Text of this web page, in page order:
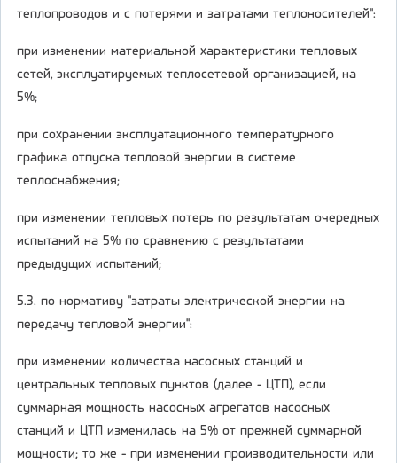
теплопроводов и с потерями и затратами теплоносителей":
при изменении материальной характеристики тепловых
сетей, эксплуатируемых теплосетевой организацией, на
5%;
при сохранении эксплуатационного температурного
графика отпуска тепловой энергии в системе
теплоснабжения;
при изменении тепловых потерь по результатам очередных
испытаний на 5% по сравнению с результатами
предыдущих испытаний;
5.3. по нормативу "затраты электрической энергии на
передачу тепловой энергии":
при изменении количества насосных станций и
центральных тепловых пунктов (далее - ЦТП), если
суммарная мощность насосных агрегатов насосных
станций и ЦТП изменилась на 5% от прежней суммарной
мощности; то же - при изменении производительности или